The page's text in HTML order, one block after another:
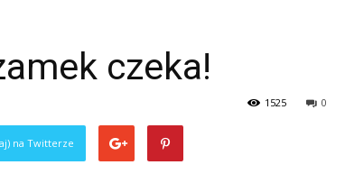
czeka!
0
1525
na Twitterze